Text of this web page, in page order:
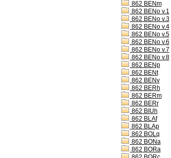
862 BENm
862 BENo v.1
862 BENo v.3
862 BENo v.4
862 BENo v.5
862 BENo v.6
862 BENo v.7
862 BENo v.8
862 BENp
862 BENt
862 BENv
862 BERh
862 BERm
862 BERr
862 BIUh
862 BLAf
862 BLAp
862 BOLq
862 BONa
862 BORa